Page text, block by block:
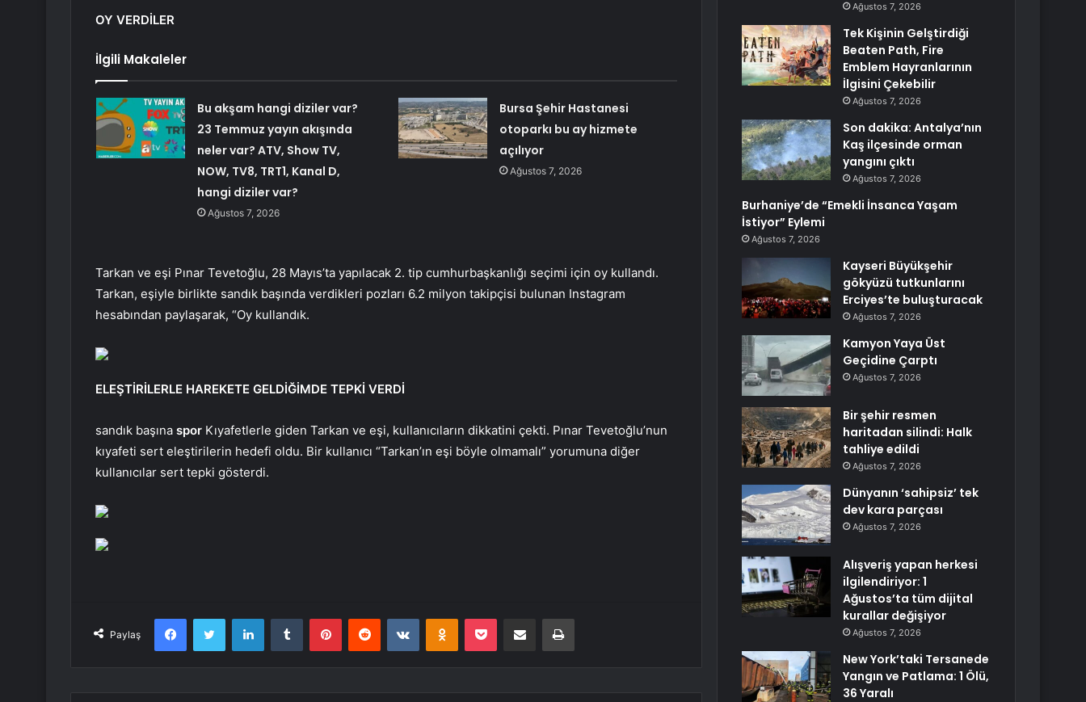
OY VERDİLER
İlgili Makaleler
Bu akşam hangi diziler var?
23 Temmuz yayın akışında
neler var? ATV, Show TV,
NOW, TV8, TRT1, Kanal D,
hangi diziler var?
Ağustos 7, 2026
Bursa Şehir Hastanesi
otoparkı bu ay hizmete
açılıyor
Ağustos 7, 2026
Tarkan ve eşi Pınar Tevetoğlu, 28 Mayıs’ta yapılacak 2. tip cumhurbaşkanlığı seçimi için oy kullandı.
Tarkan, eşiyle birlikte sandık başında verdikleri pozları 6.2 milyon takipçisi bulunan Instagram
hesabından paylaşarak, “Oy kullandık.
ELEŞTİRİLERLE HAREKETE GELDİĞİMDE TEPKİ VERDİ
sandık başına spor Kıyafetlerle giden Tarkan ve eşi, kullanıcıların dikkatini çekti. Pınar Tevetoğlu’nun
kıyafeti sert eleştirilerin hedefi oldu. Bir kullanıcı “Tarkan’ın eşi böyle olmamalı” yorumuna diğer
kullanıcılar sert tepki gösterdi.
Paylaş
FacebookTwitter LinkedInTumblr PinterestReddit VKontakteOdnoklassniki
Pocket E-Posta ile paylaş Yazdır
Ağustos 7, 2026
Tek Kişinin Gelştirdiği
Beaten Path, Fire
Emblem Hayranlarının
İlgisini Çekebilir
Ağustos 7, 2026
Son dakika: Antalya’nın
Kaş ilçesinde orman
yangını çıktı
Ağustos 7, 2026
Burhaniye’de “Emekli İnsanca Yaşam
İstiyor” Eylemi
Ağustos 7, 2026
Kayseri Büyükşehir
gökyüzü tutkunlarını
Erciyes’te buluşturacak
Ağustos 7, 2026
Kamyon Yaya Üst
Geçidine Çarptı
Ağustos 7, 2026
Bir şehir resmen
haritadan silindi: Halk
tahliye edildi
Ağustos 7, 2026
Dünyanın ‘sahipsiz’ tek
dev kara parçası
Ağustos 7, 2026
Alışveriş yapan herkesi
ilgilendiriyor: 1
Ağustos’ta tüm dijital
kurallar değişiyor
Ağustos 7, 2026
New York’taki Tersanede
Yangın ve Patlama: 1 Ölü,
36 Yaralı